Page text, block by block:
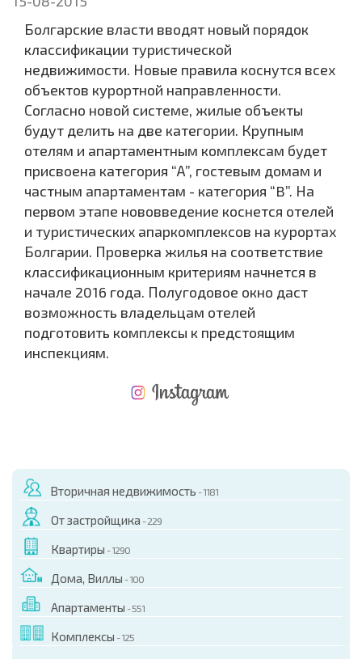
Болгарские власти вводят новый порядок
классификации туристической
недвижимости. Новые правила коснутся всех
объектов курортной направленности.
Согласно новой системе, жилые объекты
будут делить на две категории. Крупным
отелям и апартаментным комплексам будет
присвоена категория “А”, гостевым домам и
частным апартаментам - категория “B”. На
первом этапе нововведение коснется отелей
и туристических апаркомплексов на курортах
Болгарии. Проверка жилья на соответствие
классификационным критериям начнется в
начале 2016 года. Полугодовое окно даст
возможность владельцам отелей
подготовить комплексы к предстоящим
инспекциям.
Вторичная недвижимость - 1181
От застройщика - 229
Квартиры - 1290
Дома, Виллы - 100
Апартаменты - 551
Комплексы - 125